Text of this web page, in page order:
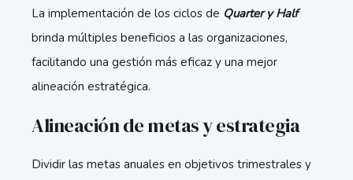
La implementación de los ciclos de Quarter y Half
brinda múltiples beneficios a las organizaciones,
facilitando una gestión más eficaz y una mejor
alineación estratégica.
Alineación de metas y estrategia
Dividir las metas anuales en objetivos trimestrales y